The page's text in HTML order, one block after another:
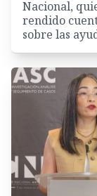
Nacional,
rendido
sobre las